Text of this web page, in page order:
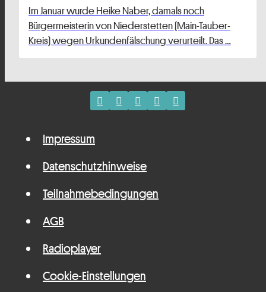
Im Januar wurde Heike Naber, damals noch
Bürgermeisterin von Niederstetten (Main-Tauber-
Kreis) wegen Urkundenfälschung verurteilt. Das …
Impressum
Datenschutzhinweise
Teilnahmebedingungen
AGB
Radioplayer
Cookie-Einstellungen